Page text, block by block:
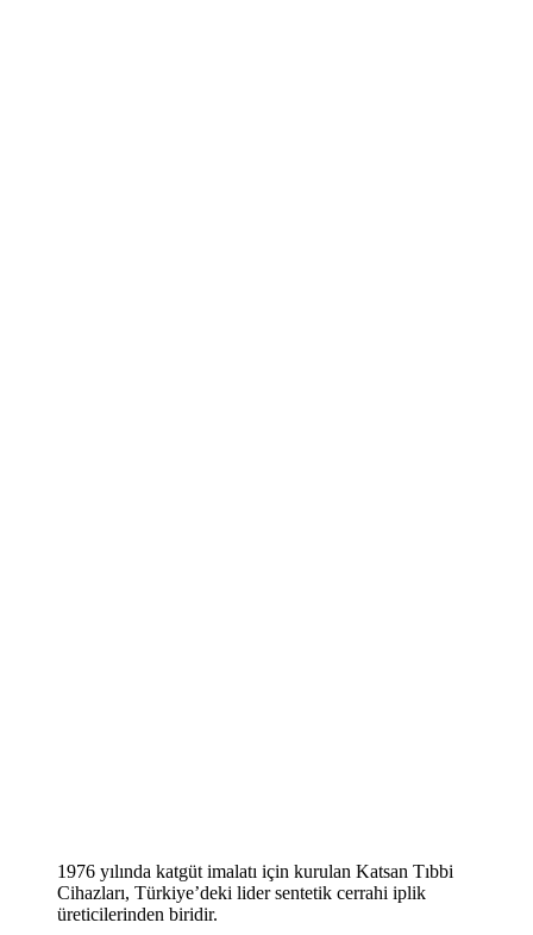
1976 yılında katgüt imalatı için kurulan Katsan Tıbbi
Cihazları, Türkiye’deki lider sentetik cerrahi iplik
üreticilerinden biridir.